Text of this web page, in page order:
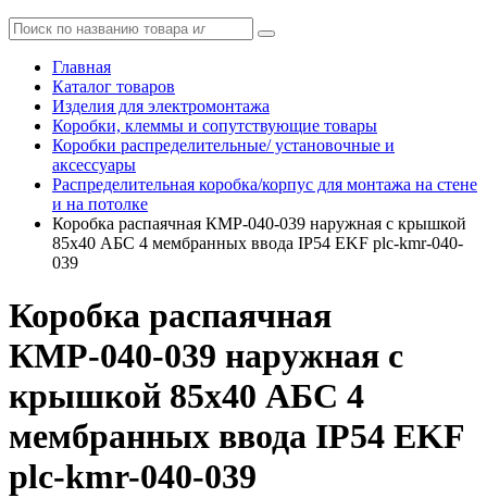
Главная
Каталог товаров
Изделия для электромонтажа
Коробки, клеммы и сопутствующие товары
Коробки распределительные/ установочные и
аксессуары
Распределительная коробка/корпус для монтажа на стене
и на потолке
Коробка распаячная КМР-040-039 наружная с крышкой
85х40 АБС 4 мембранных ввода IP54 EKF plc-kmr-040-
039
Коробка распаячная
КМР-040-039 наружная с
крышкой 85х40 АБС 4
мембранных ввода IP54 EKF
plc-kmr-040-039